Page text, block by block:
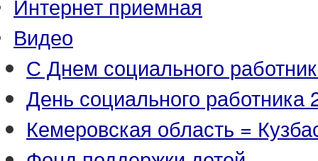
Видео
С Днем социального
День социального работника
Кемеровская область =